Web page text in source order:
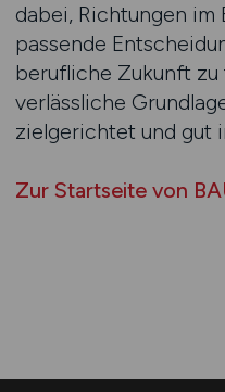
dabei, Richtungen im
passende
berufliche Zukunft
verlässliche
zielgerichtet und gut
Zur Startseite von